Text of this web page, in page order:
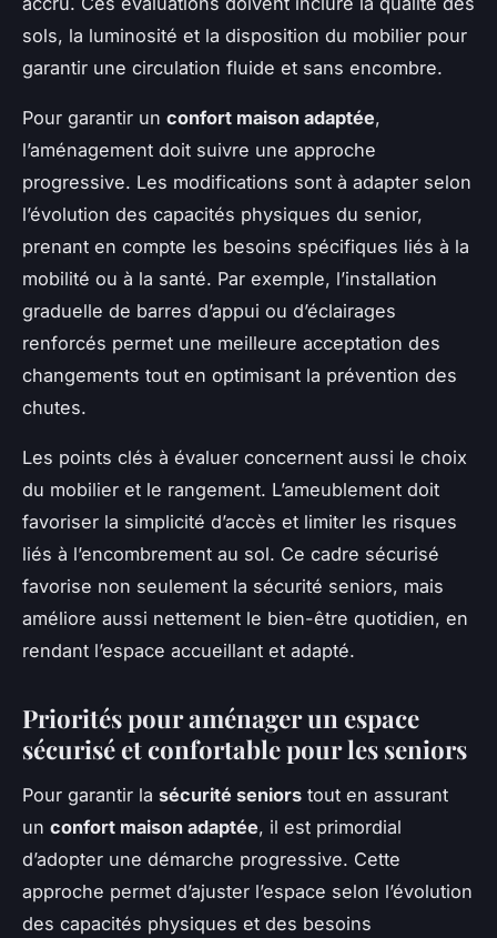
sols, la luminosité et la disposition du mobilier pour
garantir une circulation fluide et sans encombre.
Pour garantir un confort maison adaptée,
l’aménagement doit suivre une approche
progressive. Les modifications sont à adapter selon
l’évolution des capacités physiques du senior,
prenant en compte les besoins spécifiques liés à la
mobilité ou à la santé. Par exemple, l’installation
graduelle de barres d’appui ou d’éclairages
renforcés permet une meilleure acceptation des
changements tout en optimisant la prévention des
chutes.
Les points clés à évaluer concernent aussi le choix
du mobilier et le rangement. L’ameublement doit
favoriser la simplicité d’accès et limiter les risques
liés à l’encombrement au sol. Ce cadre sécurisé
favorise non seulement la sécurité seniors, mais
améliore aussi nettement le bien-être quotidien, en
rendant l’espace accueillant et adapté.
Priorités pour aménager un espace
sécurisé et confortable pour les seniors
Pour garantir la sécurité seniors tout en assurant
un confort maison adaptée, il est primordial
d’adopter une démarche progressive. Cette
approche permet d’ajuster l’espace selon l’évolution
des capacités physiques et des besoins